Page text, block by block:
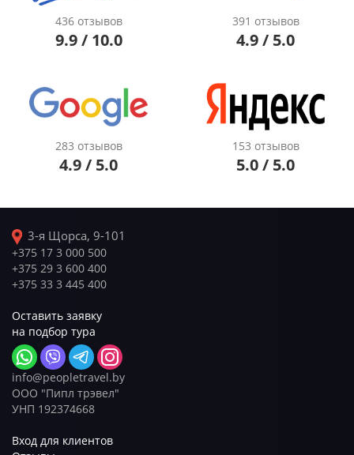
436 отзывов
9.9 / 10.0
391 отзывов
4.9 / 5.0
283 отзывов
4.9 / 5.0
153 отзывов
5.0 / 5.0
3-я Щорса, 9-101
+375 17 3 000 500
+375 29 3 600 400
+375 33 3 445 400
Оставить заявку
на подбор тура
info@peopletravel.by
ООО "Пипл трэвел"
УНП 192374668
Вход для клиентов